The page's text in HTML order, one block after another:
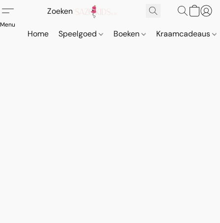
Home Speelgoed Boeken Kraamcadeaus